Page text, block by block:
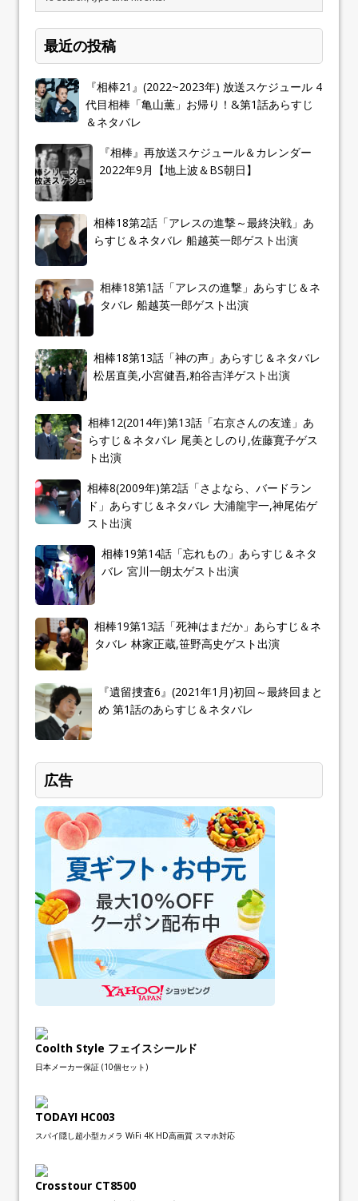
最近の投稿
『相棒21』(2022~2023年) 放送スケジュール 4
代目相棒「亀山薫」お帰り！&第1話あらすじ
＆ネタバレ
『相棒』再放送スケジュール＆カレンダー
2022年9月【地上波＆BS朝日】
相棒18第2話「アレスの進撃～最終決戦」あ
らすじ＆ネタバレ 船越英一郎ゲスト出演
相棒18第1話「アレスの進撃」あらすじ＆ネ
タバレ 船越英一郎ゲスト出演
相棒18第13話「神の声」あらすじ＆ネタバレ
松居直美,小宮健吾,粕谷吉洋ゲスト出演
相棒12(2014年)第13話「右京さんの友達」あ
らすじ＆ネタバレ 尾美としのり,佐藤寛子ゲス
ト出演
相棒8(2009年)第2話「さよなら、バードラン
ド」あらすじ＆ネタバレ 大浦龍宇一,神尾佑ゲ
スト出演
相棒19第14話「忘れもの」あらすじ＆ネタ
バレ 宮川一朗太ゲスト出演
相棒19第13話「死神はまだか」あらすじ＆ネ
タバレ 林家正蔵,笹野高史ゲスト出演
『遺留捜査6』(2021年1月)初回～最終回まと
め 第1話のあらすじ＆ネタバレ
広告
Coolth Style フェイスシールド
日本メーカー保証 (10個セット)
TODAYI HC003
スパイ隠し超小型カメラ WiFi 4K HD高画質 スマホ対応
Crosstour CT8500